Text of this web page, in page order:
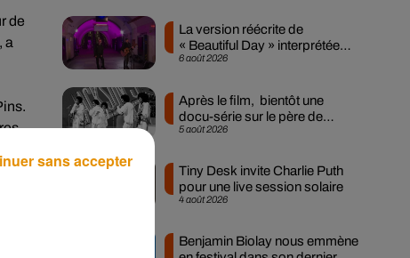
de
a
6 août 2026
La version réécrite de
« Beautiful Day » interprétée
lors des...
5 août 2026
Après le film, bientôt une
docu-série sur le père de
Michael Jackson
4 août 2026
Tiny Desk invite Charlie Puth
pour une live session solaire
Benjamin Biolay nous emmène
sans accepter